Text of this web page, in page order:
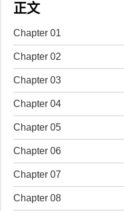
正文
Chapter 01
Chapter 02
Chapter 03
Chapter 04
Chapter 05
Chapter 06
Chapter 07
Chapter 08